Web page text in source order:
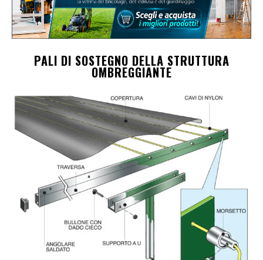
PALI DI SOSTEGNO DELLA STRUTTURA
OMBREGGIANTE